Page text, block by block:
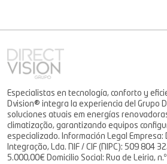
Especialistas en tecnología, conforto y
Dvision® integra la experiencia del Grupo
soluciones atuais em energías
climatização, garantizando equipos
especializado. Información Legal Empresa:
Integração, Lda. NIF / CIF (NIPC): 509 804
5.000,00€ Domicilio Social: Rua de Leiria,